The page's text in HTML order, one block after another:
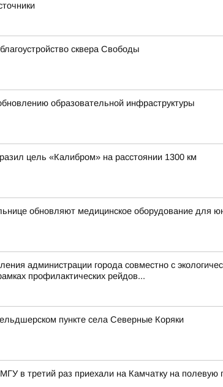
сквера Свободы
образовательной инфраструктуры
цель «Калибром» на расстоянии 1300 км
обновляют медицинское оборудование для
администрации города совместно с
профилактических рейдов...
пункте села Северные Коряки
в третий раз приехали на Камчатку на полевую